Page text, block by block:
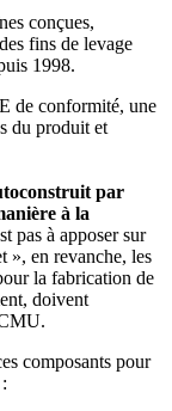
conçues,
fins de levage
1998.
de conformité, une
du produit et
par
à la
pas à apposer sur
», en revanche, les
la fabrication de
doivent
composants pour